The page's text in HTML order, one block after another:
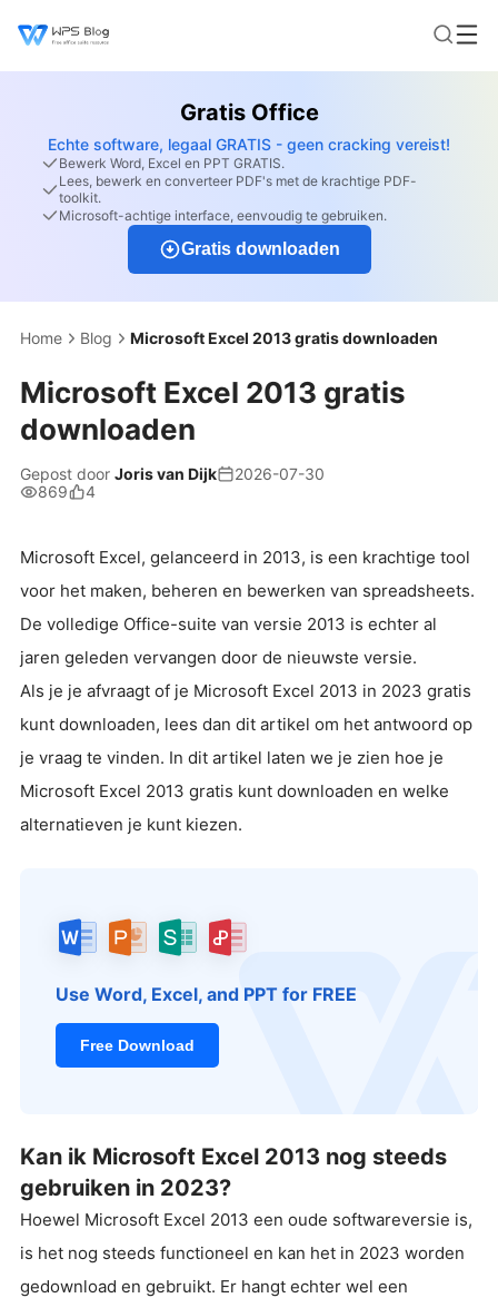
Gratis Office
Echte software, legaal GRATIS - geen cracking vereist!
Bewerk Word, Excel en PPT GRATIS.
Lees, bewerk en converteer PDF's met de krachtige PDF-
toolkit.
Microsoft-achtige interface, eenvoudig te gebruiken.
Gratis downloaden
Home Blog Microsoft Excel 2013 gratis downloaden
Microsoft Excel 2013 gratis
downloaden
Gepost door Joris van Dijk
2026-07-30
869
4
Microsoft Excel, gelanceerd in 2013, is een krachtige tool
voor het maken, beheren en bewerken van spreadsheets.
De volledige Office-suite van versie 2013 is echter al
jaren geleden vervangen door de nieuwste versie.
Als je je afvraagt of je Microsoft Excel 2013 in 2023 gratis
kunt downloaden, lees dan dit artikel om het antwoord op
je vraag te vinden. In dit artikel laten we je zien hoe je
Microsoft Excel 2013 gratis kunt downloaden en welke
alternatieven je kunt kiezen.
Use Word, Excel, and PPT for FREE
Free Download
Kan ik Microsoft Excel 2013 nog steeds
gebruiken in 2023?
Hoewel Microsoft Excel 2013 een oude softwareversie is,
is het nog steeds functioneel en kan het in 2023 worden
gedownload en gebruikt. Er hangt echter wel een